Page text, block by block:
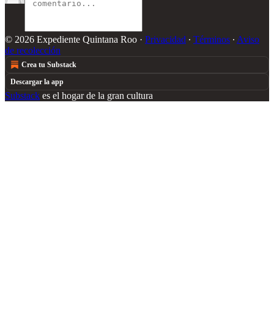
© 2026 Expediente Quintana Roo · Privacidad ∙ Términos ∙ Aviso
de recolección
Crea tu Substack
Descargar la app
Substack es el hogar de la gran cultura